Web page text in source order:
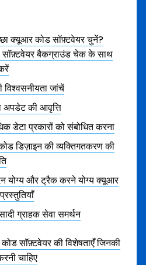
क्यूआर कोड सॉफ़्टवेयर चुनें?
सॉफ़्टवेयर बैकग्राउंड चेक के साथ
विश्वसनीयता जांचें
अपडेट की आवृत्ति
डेटा प्रकारों को संबोधित करना
डिज़ाइन की व्यक्तिगतकरण की
योग्य और ट्रैक करने योग्य क्यूआर
ग्राहक सेवा समर्थन
सॉफ़्टवेयर की विशेषताएँ जिनकी
चाहिए